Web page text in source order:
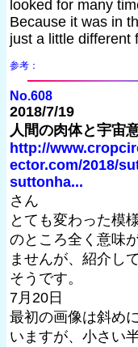
looked for many
Because it was in
just a little different
参考：
No.608
2018/7/19
人間の肉体と宇宙
http://
ector.com/2018/
suttonha...
さん
とても変わった模
のところ全く意味
ませんが、紹介し
そうです。
7月20日
最初の画像は斜め
いますが、小さい